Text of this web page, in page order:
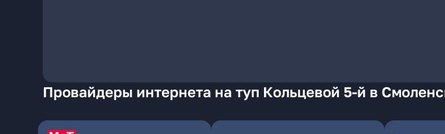
Провайдеры интернета на туп Кольцевой 5-й в